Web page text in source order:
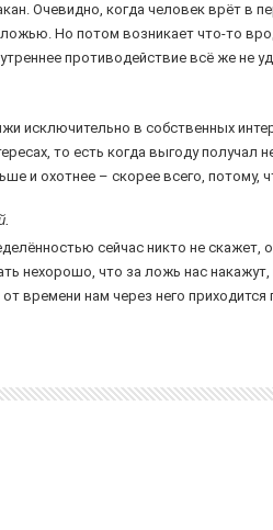
Очевидно, когда человек врёт в
Но потом возникает что-то
противодействие всё же не
исключительно в собственных
то есть когда выгоду получал
и охотнее – скорее всего, потому,
сейчас никто не
нехорошо, что за ложь нас
времени нам через него приходится